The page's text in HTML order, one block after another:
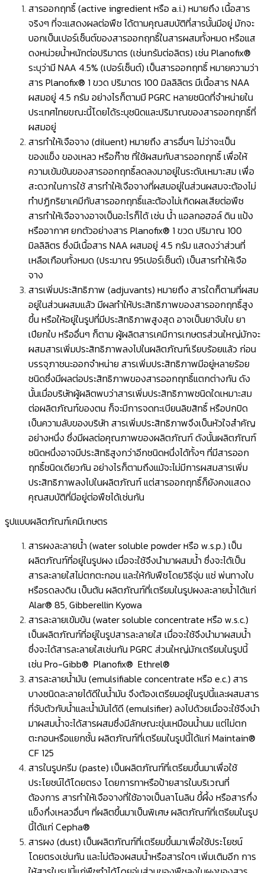
สารออกฤทธิ์ (active ingredient หรือ a.i.) หมายถึง เนื้อสาร
จริงๆ ที่จะแสดงผลต่อพืช ได้ตามคุณสมบัติที่สารนั้นมีอยู่ มักจะ
บอกเป็นเปอร์เซ็นต์ของสารออกฤทธิ์ในสารผสมทั้งหมด หรือแส
ดงหน่วยนํ้าหนักต่อปริมาตร (เช่นกรัมต่อลิตร) เช่น Planofix®
ระบุว่ามี NAA 4.5% (เปอร์เซ็นต์) เป็นสารออกฤทธิ์ หมายความว่า
สาร Planofix® 1 ขวด ปริมาตร 100 มิลลิลิตร มีเนื้อสาร NAA
ผสมอยู่ 4.5 กรัม อย่างไรก็ตามมี PGRC หลายชนิดที่จำหน่ายใน
ประเทศไทยขณะนี้โดยได้ระบุชนิดและปริมาณของสารออกฤทธิ์ที่
ผสมอยู่
สารทำให้เจือจาง (diluent) หมายถึง สารอื่นๆ ไม่ว่าจะเป็น
ของแข็ง ของเหลว หรือก๊าซ ที่ใช้ผสมกับสารออกฤทธิ์ เพื่อให้
ความเข้มข้นของสารออกฤทธิ์ลดลงมาอยู่ในระดับเหมาะสม เพื่อ
สะดวกในการใช้ สารทำให้เจือจางที่ผสมอยู่ในส่วนผสมจะต้องไม่
ทำปฏิกริยาเคมีกับสารออกฤทธิ์และต้องไม่เกิดผลเสียต่อพืช
สารทำให้เจือจางอาจเป็นอะไรก็ได้ เช่น นํ้า แอลกอฮอล์ ดิน แป้ง
หรืออากาศ ยกตัวอย่างสาร Planofix® 1 ขวด ปริมาณ 100
มิลลิลิตร ซึ่งมีเนื้อสาร NAA ผสมอยู่ 4.5 กรัม แสดงว่าส่วนที่
เหลือเกือบทั้งหมด (ประมาณ 95เปอร์เซ็นต์) เป็นสารทำให้เจือ
จาง
สารเพิ่มประสิทธิภาพ (adjuvants) หมายถึง สารใดก็ตามที่ผสม
อยู่ในส่วนผสมแล้ว มีผลทำให้ประสิทธิภาพของสารออกฤทธิ์สูง
ขึ้น หรือให้อยู่ในรูปที่มีประสิทธิภาพสูงสุด อาจเป็นยาจับใบ ยา
เปียกใบ หรืออื่นๆ ก็ตาม ผู้ผลิตสารเคมีการเกษตรส่วนใหญ่มักจะ
ผสมสารเพิ่มประสิทธิภาพลงไปในผลิตภัณฑ์เรียบร้อยแล้ว ก่อน
บรรจุภาชนะออกจำหน่าย สารเพิ่มประสิทธิภาพมีอยู่หลายร้อย
ชนิดซึ่งมีผลต่อประสิทธิภาพของสารออกฤทธิ์แตกต่างกัน ดัง
นั้นเมื่อบริษัทผู้ผลิตพบว่าสารเพิ่มประสิทธิภาพชนิดใดเหมาะสม
ต่อผลิตภัณฑ์ของตน ก็จะมีการจดทะเบียนลิขสิทธิ์ หรือปกปิด
เป็นความลับของบริษัท สารเพิ่มประสิทธิภาพจึงเป็นหัวใจสำคัญ
อย่างหนึ่ง ซึ่งมีผลต่อคุณภาพของผลิตภัณฑ์ ดังนั้นผลิตภัณฑ์
ชนิดหนึ่งอาจมีประสิทธิสูงกว่าอีกชนิดหนึ่งได้ทั้งๆ ที่มีสารออก
ฤทธิ์ชนิดเดียวกัน อย่างไรก็ตามถึงแม้จะไม่มีการผสมสารเพิ่ม
ประสิทธิภาพลงไปในผลิตภัณฑ์ แต่สารออกฤทธิ์ก็ยังคงแสดง
คุณสมบัติที่มีอยู่ต่อพืชได้เช่นกัน
รูปแบบผลิตภัณฑ์เคมีเกษตร
สารผงละลายน้ำ (water soluble powder หรือ w.s.p.) เป็น
ผลิตภัณฑ์ที่อยู่ในรูปผง เมื่อจะใช้จึงนำมาผสมนํ้า ซึ่งจะได้เป็น
สารละลายใสไม่ตกตะกอน และให้กับพืชโดยวิธีจุ่ม แช่ พ่นทางใบ
หรือรดลงดิน เป็นต้น ผลิตภัณฑ์ที่เตรียมในรูปผงละลายนํ้าได้แก่
Alar® 85, Gibberellin Kyowa
สารละลายเข้มข้น (water soluble concentrate หรือ w.s.c.)
เป็นผลิตภัณฑ์ที่อยู่ในรูปสารละลายใส เมื่อจะใช้จึงนำมาผสมนํ้า
ซึ่งจะได้สารละลายใสเช่นกัน PGRC ส่วนใหญ่มักเตรียมในรูปนี้
เช่น Pro-Gibb® Planofix® Ethrel®
สารละลายน้ำมัน (emulsifiable concentrate หรือ e.c.) สาร
บางชนิดละลายได้ดีในน้ำมัน จึงต้องเตรียมอยู่ในรูปนี้และผสมสาร
ที่จับตัวกับนํ้าและนํ้ามันได้ดี (emulsifier) ลงไปด้วยเมื่อจะใช้จึงนำ
มาผสมนํ้าจะได้สารผสมซึ่งมีลักษณะขุ่นเหมือนนํ้านม แต่ไม่ตก
ตะกอนหรือแยกชั้น ผลิตภัณฑ์ที่เตรียมในรูปนี้ได้แก่ Maintain®
CF 125
สารในรูปครีม (paste) เป็นผลิตภัณฑ์ที่เตรียมขึ้นมาเพื่อใช้
ประโยชน์ได้โดยตรง โดยการทาหรือป้ายสารในบริเวณที่
ต้องการ สารทำให้เจือจางที่ใช้อาจเป็นลาโนลิน ขึ้ผึ้ง หรือสารกึ่ง
แข็งกึ่งเหลวอื่นๆ ที่ผลิตขึ้นมาเป็นพิเศษ ผลิตภัณฑ์ที่เตรียมในรูป
นี้ได้แก่ Cepha®
สารผง (dust) เป็นผลิตภัณฑ์ที่เตรียมขึ้นมาเพื่อใช้ประโยชน์
โดยตรงเช่นกัน และไม่ต้องผสมนํ้าหรือสารใดๆ เพิ่มเติมอีก การ